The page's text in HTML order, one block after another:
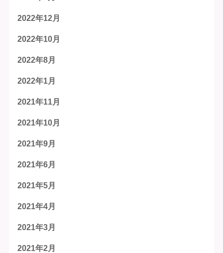
2022年12月
2022年10月
2022年8月
2022年1月
2021年11月
2021年10月
2021年9月
2021年6月
2021年5月
2021年4月
2021年3月
2021年2月